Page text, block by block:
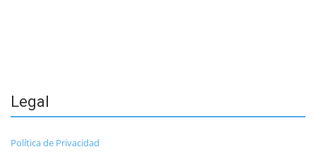
Legal
Política de Privacidad